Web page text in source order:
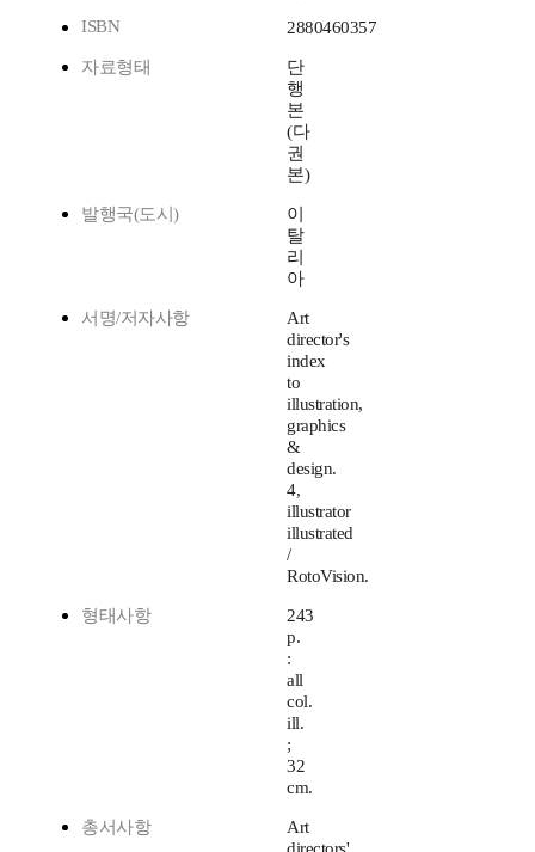
ISBN
2880460357
자료형태
단
행
본
(다
권
본)
발행국(도시)
이
탈
리
아
서명/저자사항
Art
director's
index
to
illustration,
graphics
&
design.
4,
illustrator
illustrated
/
RotoVision.
형태사항
243
p.
:
all
col.
ill.
;
32
cm.
총서사항
Art